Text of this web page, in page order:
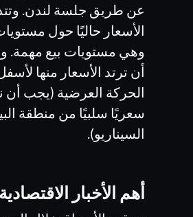
عن طريق جلسة لندن.
وهي مستويات بيع مهمة.
أن ترتد الأسعار منها
الحركة العرضية (يجب أن
سعريًا سلبيًا من منطقة
السيناريو).
أهم الأخبار الاقتصادية